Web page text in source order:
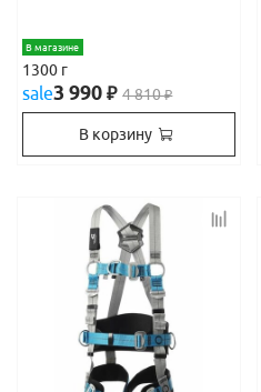
В магазине
1300 г
sale3 990₽ 4 810₽
В корзину